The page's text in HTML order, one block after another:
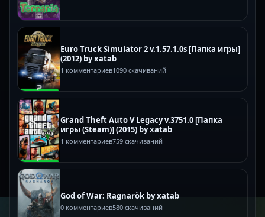
Euro Truck Simulator 2 v.1.57.1.0s [Папка игры]
(2012) by xatab
1 комментариев1090 скачиваний
Grand Theft Auto V Legacy v.3751.0 [Папка
игры (Steam)] (2015) by xatab
1 комментариев759 скачиваний
God of War: Ragnarök by xatab
0 комментариев580 скачиваний